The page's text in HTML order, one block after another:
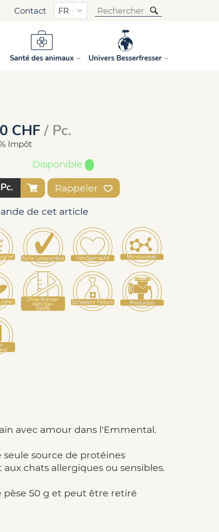
Contact FR
Santé des animaux Univers Besserfresser
suisse au céleri
CHF / Pc.
Impôt
Disponible
Pc.
Rappeler
de cet article
avec amour dans l'Emmental.
source de protéines
chats allergiques ou sensibles.
pèse 50 g et peut être retiré